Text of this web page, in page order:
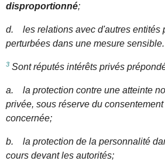
disproportionné;
d. les relations avec d'autres entités
perturbées dans une mesure sensible.
3 Sont réputés intérêts privés
a. la protection contre une atteinte
privée, sous réserve du
concernée;
b. la protection de la personnalité
cours devant les autorités;